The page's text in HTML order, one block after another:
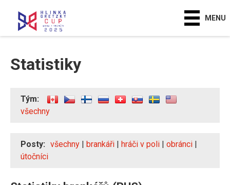
MENU
Statistiky
Tým:
všechny
Posty: všechny | brankáři | hráči v poli | obránci |
útočníci